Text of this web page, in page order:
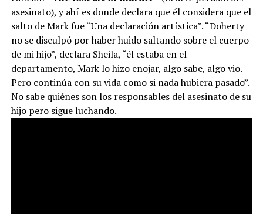
asesinato), y ahí es donde declara que él considera que el
salto de Mark fue “Una declaración artística”. “Doherty
no se disculpó por haber huido saltando sobre el cuerpo
de mi hijo”, declara Sheila, “él estaba en el
departamento, Mark lo hizo enojar, algo sabe, algo vio.
Pero continúa con su vida como si nada hubiera pasado”.
No sabe quiénes son los responsables del asesinato de su
hijo pero sigue luchando.